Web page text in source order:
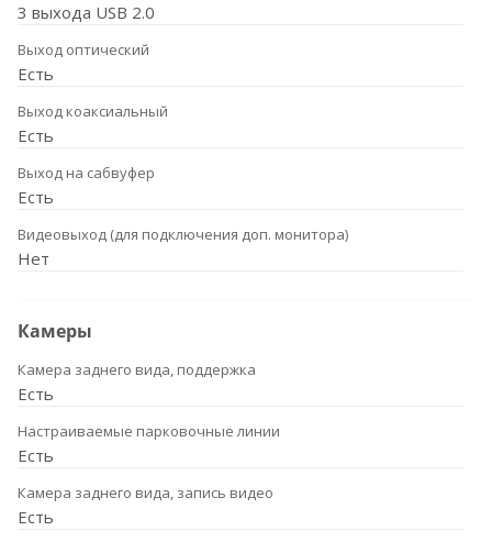
3 выхода USB 2.0
Выход оптический
Есть
Выход коаксиальный
Есть
Выход на сабвуфер
Есть
Видеовыход (для подключения доп. монитора)
Нет
Камеры
Камера заднего вида, поддержка
Есть
Настраиваемые парковочные линии
Есть
Камера заднего вида, запись видео
Есть